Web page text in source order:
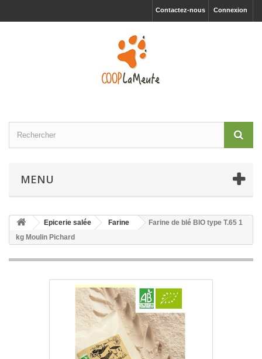
Connexion
Contactez-nous
MENU
Epicerie salée Farine
Farine de blé BIO type T.65 1
kg Moulin Pichard